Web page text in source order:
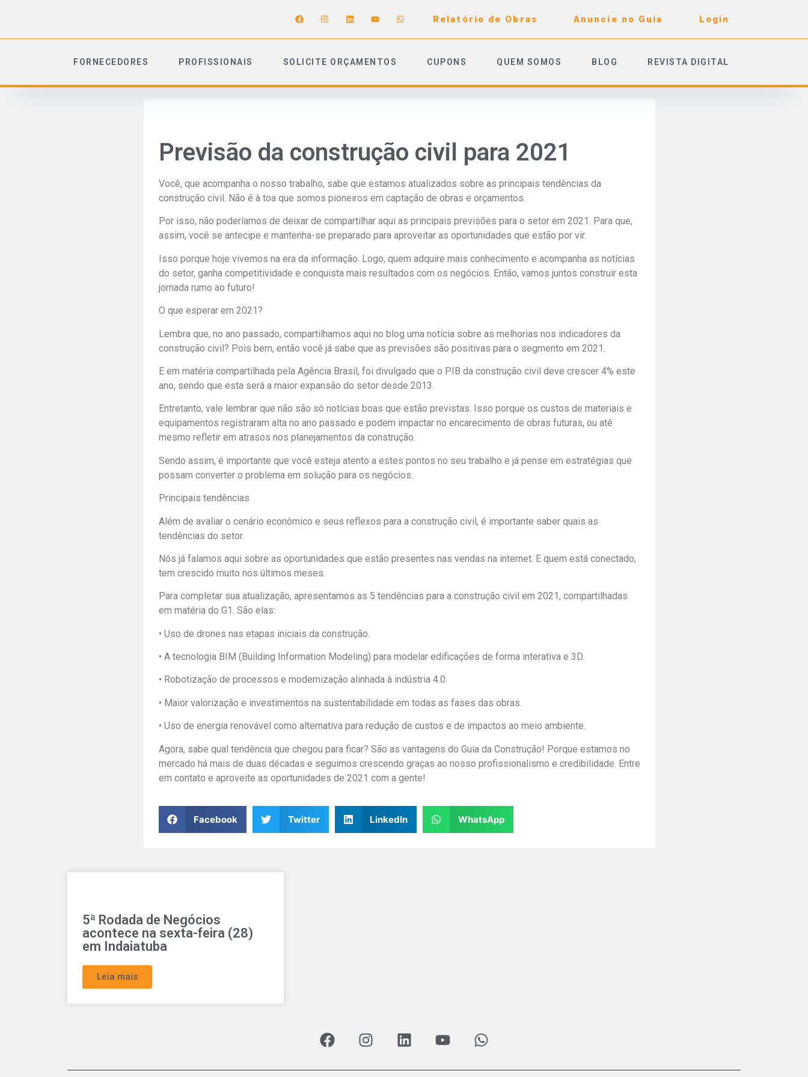
Relatório de Obras Anuncie no Guia Login
FORNECEDORES PROFISSIONAIS SOLICITE ORÇAMENTOS CUPONS QUEM SOMOS BLOG REVISTA DIGITAL
Previsão da construção civil para 2021
Você, que acompanha o nosso trabalho, sabe que estamos atualizados sobre as principais tendências da
construção civil. Não é à toa que somos pioneiros em captação de obras e orçamentos.
Por isso, não poderíamos de deixar de compartilhar aqui as principais previsões para o setor em 2021. Para que,
assim, você se antecipe e mantenha-se preparado para aproveitar as oportunidades que estão por vir.
Isso porque hoje vivemos na era da informação. Logo, quem adquire mais conhecimento e acompanha as notícias
do setor, ganha competitividade e conquista mais resultados com os negócios. Então, vamos juntos construir esta
jornada rumo ao futuro!
O que esperar em 2021?
Lembra que, no ano passado, compartilhamos aqui no blog uma notícia sobre as melhorias nos indicadores da
construção civil? Pois bem, então você já sabe que as previsões são positivas para o segmento em 2021.
E em matéria compartilhada pela Agência Brasil, foi divulgado que o PIB da construção civil deve crescer 4% este
ano, sendo que esta será a maior expansão do setor desde 2013.
Entretanto, vale lembrar que não são só notícias boas que estão previstas. Isso porque os custos de materiais e
equipamentos registraram alta no ano passado e podem impactar no encarecimento de obras futuras, ou até
mesmo refletir em atrasos nos planejamentos da construção.
Sendo assim, é importante que você esteja atento a estes pontos no seu trabalho e já pense em estratégias que
possam converter o problema em solução para os negócios.
Principais tendências
Além de avaliar o cenário econômico e seus reflexos para a construção civil, é importante saber quais as
tendências do setor.
Nós já falamos aqui sobre as oportunidades que estão presentes nas vendas na internet. E quem está conectado,
tem crescido muito nos últimos meses.
Para completar sua atualização, apresentamos as 5 tendências para a construção civil em 2021, compartilhadas
em matéria do G1. São elas:
• Uso de drones nas etapas iniciais da construção.
• A tecnologia BIM (Building Information Modeling) para modelar edificações de forma interativa e 3D.
• Robotização de processos e modernização alinhada à indústria 4.0.
• Maior valorização e investimentos na sustentabilidade em todas as fases das obras.
• Uso de energia renovável como alternativa para redução de custos e de impactos ao meio ambiente.
Agora, sabe qual tendência que chegou para ficar? São as vantagens do Guia da Construção! Porque estamos no
mercado há mais de duas décadas e seguimos crescendo graças ao nosso profissionalismo e credibilidade. Entre
em contato e aproveite as oportunidades de 2021 com a gente!
Facebook Twitter LinkedIn WhatsApp
5ª Rodada de Negócios
acontece na sexta-feira (28)
em Indaiatuba
Leia mais